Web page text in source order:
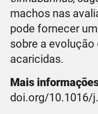
machos nas
pode fornecer
sobre a evolução
acaricidas.
Mais
doi.org/10.1016/